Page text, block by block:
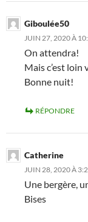
Giboulée50
JUIN 27, 2020 À
On attendra!
Mais c’est
Bonne nuit!
RÉPONDRE
Catherine
JUIN 28, 2020 À
Une bergère,
Bises